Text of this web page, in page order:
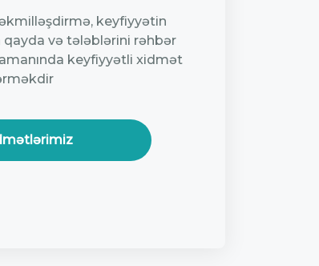
keyfiyyətin
və tələblərini rəhbər
keyfiyyətli xidmət